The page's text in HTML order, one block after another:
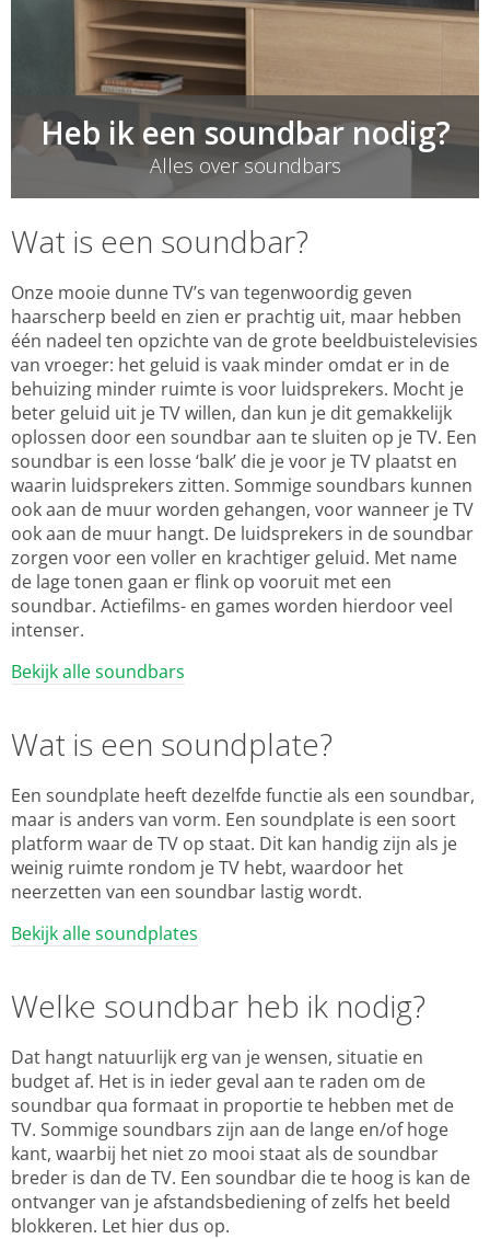
Heb ik een soundbar nodig?
Alles over soundbars
Wat is een soundbar?
Onze mooie dunne TV’s van tegenwoordig geven
haarscherp beeld en zien er prachtig uit, maar hebben
één nadeel ten opzichte van de grote beeldbuistelevisies
van vroeger: het geluid is vaak minder omdat er in de
behuizing minder ruimte is voor luidsprekers. Mocht je
beter geluid uit je TV willen, dan kun je dit gemakkelijk
oplossen door een soundbar aan te sluiten op je TV. Een
soundbar is een losse ‘balk’ die je voor je TV plaatst en
waarin luidsprekers zitten. Sommige soundbars kunnen
ook aan de muur worden gehangen, voor wanneer je TV
ook aan de muur hangt. De luidsprekers in de soundbar
zorgen voor een voller en krachtiger geluid. Met name
de lage tonen gaan er flink op vooruit met een
soundbar. Actiefilms- en games worden hierdoor veel
intenser.
Bekijk alle soundbars
Wat is een soundplate?
Een soundplate heeft dezelfde functie als een soundbar,
maar is anders van vorm. Een soundplate is een soort
platform waar de TV op staat. Dit kan handig zijn als je
weinig ruimte rondom je TV hebt, waardoor het
neerzetten van een soundbar lastig wordt.
Bekijk alle soundplates
Welke soundbar heb ik nodig?
Dat hangt natuurlijk erg van je wensen, situatie en
budget af. Het is in ieder geval aan te raden om de
soundbar qua formaat in proportie te hebben met de
TV. Sommige soundbars zijn aan de lange en/of hoge
kant, waarbij het niet zo mooi staat als de soundbar
breder is dan de TV. Een soundbar die te hoog is kan de
ontvanger van je afstandsbediening of zelfs het beeld
blokkeren. Let hier dus op.